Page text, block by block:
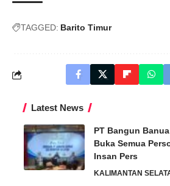
TAGGED: Barito Timur
Latest News
PT Bangun
Buka Semua
Insan Pers
KALIMANTAN